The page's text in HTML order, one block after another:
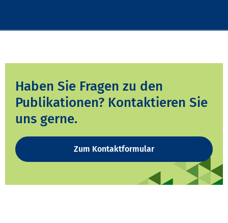
Haben Sie Fragen zu den
Publikationen? Kontaktieren Sie
uns gerne.
Zum Kontaktformular